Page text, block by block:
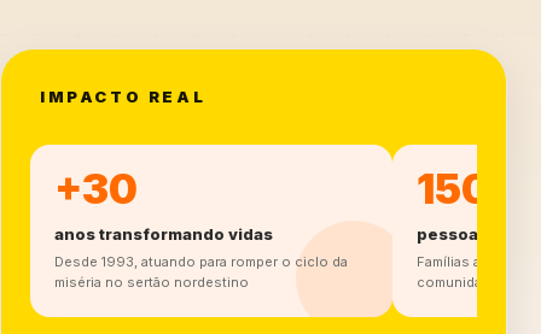
IMPACTO REAL
+30
anos transformando vidas
Desde 1993, atuando para romper o ciclo da
miséria no sertão nordestino
150
pessoas
Famílias
comunidades do